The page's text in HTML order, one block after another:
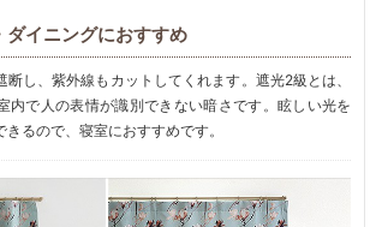
ダイニングにおすすめ
し、紫外線もカットしてくれます。遮光2級とは、
内で人の表情が識別できない暗さです。眩しい光を
るので、寝室におすすめです。